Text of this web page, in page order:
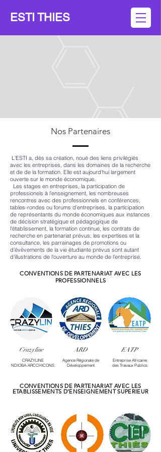
ESTI THIES
Nos Partenaires
L'ESTI a, dès sa création, noué des liens privilégiés
avec les entreprises, dans les domaines de la recherche
et de de la formation. Elle est aujourd'hui largement
ouverte sur le monde économique.
Les stages en entreprises, la participation de
professionels à l'enseignement, les nombreuses
rencontres avec des professionnels en conférences,
tables-rondes ou forums d'entreprises, la participation
de représentants du monde économiques aux instances
de décision stratégique et pédagogique de
l'établissement, la formation continue, les contrats de
recherche en partenariat prévus, les expertises et la
consultance, les parrainages de promotions ou
d'évèvements de la vie étudiante prévus sont autant
d'illustrations de l'ouverture au monde de l'entreprise.
CONVENTIONS DE PARTENARIAT AVEC LES
PROFESSIONNELS
Crazyline ARD EATP
CRAZYLINE
NDIOBA-ARCCHICONS
Agence Régionale de
Développement
Entreprise Africaine
des Travaux Publics
CONVENTIONS DE PARTENARIAT AVEC LES
ETABLISSEMENTS D'ENSEIGNEMENT SUPERIEUR